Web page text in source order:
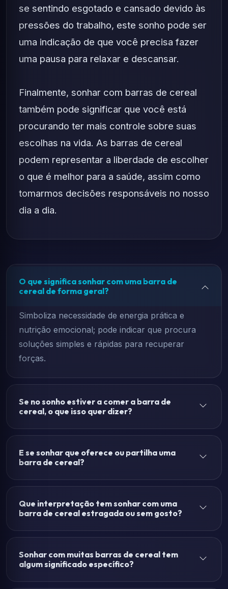
se sentindo esgotado e cansado devido às
pressões do trabalho, este sonho pode ser
uma indicação de que você precisa fazer
uma pausa para relaxar e descansar.
Finalmente, sonhar com barras de cereal
também pode significar que você está
procurando ter mais controle sobre suas
escolhas na vida. As barras de cereal
podem representar a liberdade de escolher
o que é melhor para a saúde, assim como
tomarmos decisões responsáveis no nosso
dia a dia.
O que significa sonhar com uma barra de
cereal de forma geral?
Simboliza necessidade de energia prática e
nutrição emocional; pode indicar que procura
soluções simples e rápidas para recuperar
forças.
Se no sonho estiver a comer a barra de
cereal, o que isso quer dizer?
E se sonhar que oferece ou partilha uma
barra de cereal?
Que interpretação tem sonhar com uma
barra de cereal estragada ou sem gosto?
Sonhar com muitas barras de cereal tem
algum significado específico?